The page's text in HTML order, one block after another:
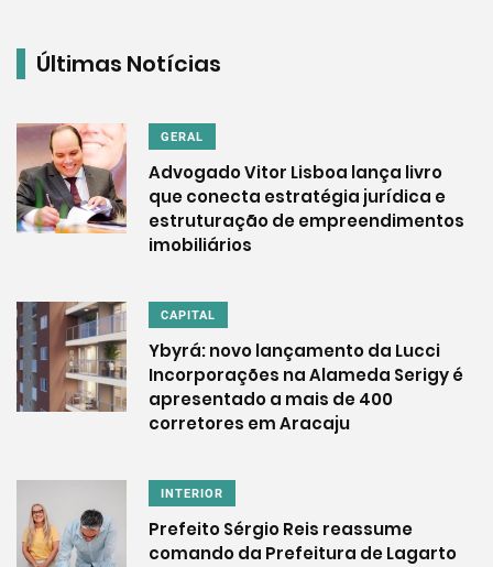
Últimas Notícias
GERAL
Advogado Vitor Lisboa lança livro
que conecta estratégia jurídica e
estruturação de empreendimentos
imobiliários
CAPITAL
Ybyrá: novo lançamento da Lucci
Incorporações na Alameda Serigy é
apresentado a mais de 400
corretores em Aracaju
INTERIOR
Prefeito Sérgio Reis reassume
comando da Prefeitura de Lagarto